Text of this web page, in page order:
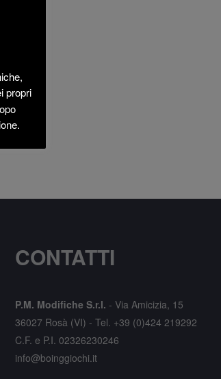
CONTATTI
P.M. Modifiche S.r.l. - Via Amicizia, 15
36027 Rosà (VI) - Tel. +39 (0)424 219292
C.F. e P.I. 02326230246
info@boinggiochi.it
propri